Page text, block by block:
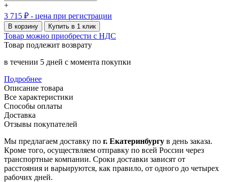
+
3 715 ₽ - цена при регистрации
В корзину Купить в 1 клик
Товар можно приобрести с НДС
Товар подлежит возврату
в течении 5 дней с момента покупки
Подробнее
Описание товара
Все характеристики
Способы оплаты
Доставка
Отзывы покупателей
Мы предлагаем доставку по г. Екатеринбургу в день заказа.
Кроме того, осуществляем отправку по всей России через
транспортные компании. Сроки доставки зависят от
расстояния и варьируются, как правило, от одного до четырех
рабочих дней.